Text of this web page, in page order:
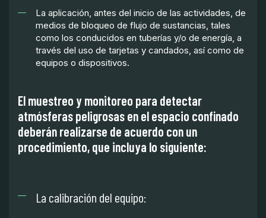
La aplicación, antes del inicio de las actividades, de
medios de bloqueo de flujo de sustancias, tales
como los conducidos en tuberías y/o de energía, a
través del uso de tarjetas y candados, así como de
equipos o dispositivos.
El muestreo y monitoreo para detectar
atmósferas peligrosas en el espacio confinado
deberán realizarse de acuerdo con un
procedimiento, que incluya lo siguiente:
La calibración del equipo: